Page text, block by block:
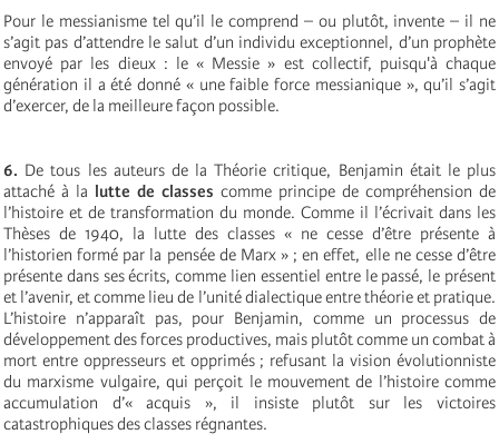
Pour le messianisme tel qu’il le comprend – ou plutôt, invente – il ne
s’agit pas d’attendre le salut d’un individu exceptionnel, d’un prophète
envoyé par les dieux : le « Messie » est collectif, puisqu'à chaque
génération il a été donné « une faible force messianique », qu’il s’agit
d’exercer, de la meilleure façon possible.
6. De tous les auteurs de la Théorie critique, Benjamin était le plus
attaché à la lutte de classes comme principe de compréhension de
l’histoire et de transformation du monde. Comme il l’écrivait dans les
Thèses de 1940, la lutte des classes « ne cesse d’être présente à
l’historien formé par la pensée de Marx » ; en effet, elle ne cesse d’être
présente dans ses écrits, comme lien essentiel entre le passé, le présent
et l’avenir, et comme lieu de l’unité dialectique entre théorie et pratique.
L’histoire n’apparaît pas, pour Benjamin, comme un processus de
développement des forces productives, mais plutôt comme un combat à
mort entre oppresseurs et opprimés ; refusant la vision évolutionniste
du marxisme vulgaire, qui perçoit le mouvement de l’histoire comme
accumulation d’« acquis », il insiste plutôt sur les victoires
catastrophiques des classes régnantes.